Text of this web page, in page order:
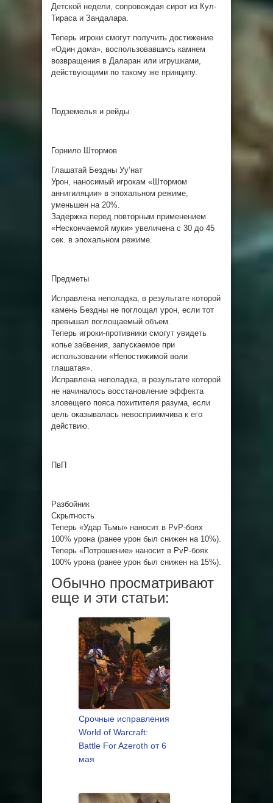
Детской недели, сопровождая сирот из Кул-
Тираса и Зандалара.
Теперь игроки смогут получить достижение
«Один дома», воспользовавшись камнем
возвращения в Даларан или игрушками,
действующими по такому же принципу.
Подземелья и рейды
Горнило Штормов
Глашатай Бездны Уу’нат
Урон, наносимый игрокам «Штормом
аннигиляции» в эпохальном режиме,
уменьшен на 20%.
Задержка перед повторным применением
«Нескончаемой муки» увеличена c 30 до 45
сек. в эпохальном режиме.
Предметы
Исправлена неполадка, в результате которой
камень Бездны не поглощал урон, если тот
превышал поглощаемый объем.
Теперь игроки-противники смогут увидеть
копье забвения, запускаемое при
использовании «Непостижимой воли
глашатая».
Исправлена неполадка, в результате которой
не начиналось восстановление эффекта
зловещего пояса похитителя разума, если
цель оказывалась невосприимчива к его
действию.
ПвП
Разбойник
Скрытность
Теперь «Удар Тьмы» наносит в PvP-боях
100% урона (ранее урон был снижен на 10%).
Теперь «Потрошение» наносит в PvP-боях
100% урона (ранее урон был снижен на 15%).
Обычно просматривают
еще и эти статьи:
Срочные исправления
World of Warcraft:
Battle For Azeroth от 6
мая